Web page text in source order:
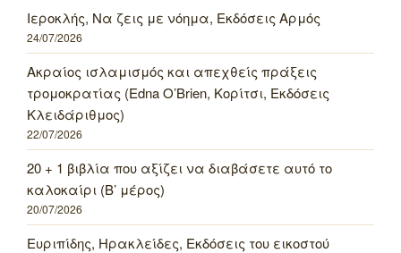
Ιεροκλής, Να ζεις με νόημα, Εκδόσεις Αρμός
24/07/2026
Ακραίος ισλαμισμός και απεχθείς πράξεις
τρομοκρατίας (Edna O’Brien, Κορίτσι, Εκδόσεις
Κλειδάριθμος)
22/07/2026
20 + 1 βιβλία που αξίζει να διαβάσετε αυτό το
καλοκαίρι (Β’ μέρος)
20/07/2026
Ευριπίδης, Ηρακλείδες, Εκδόσεις του εικοστού